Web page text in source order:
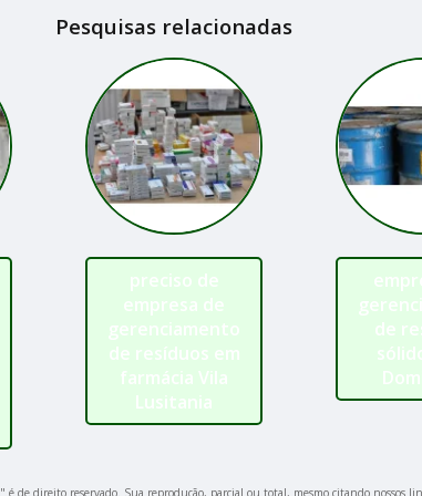
Pesquisas relacionadas
preciso de
empresa de
gerenciamento
de resíduos em
farmácia Vila
Lusitania
de
" é de direito reservado. Sua reprodução, parcial ou total, mesmo citando nossos